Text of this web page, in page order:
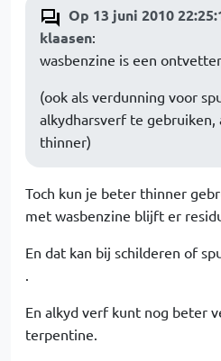
Op 13 juni 2010
klaasen:
wasbenzine is een ontvetter
(ook als verdunning voor
alkydharsverf te
thinner)
Toch kun je beter thinner
met wasbenzine blijft er
En dat kan bij schilderen of
.
En alkyd verf kunt nog beter
terpentine.